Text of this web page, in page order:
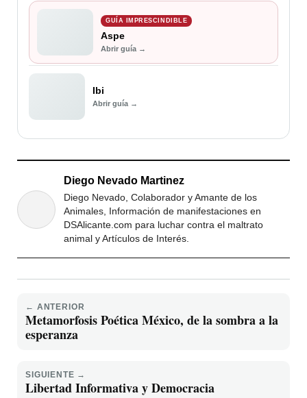
GUÍA IMPRESCINDIBLE
Aspe
Abrir guía →
Ibi
Abrir guía →
Diego Nevado Martinez
Diego Nevado, Colaborador y Amante de los
Animales, Información de manifestaciones en
DSAlicante.com para luchar contra el maltrato
animal y Artículos de Interés.
← ANTERIOR
Metamorfosis Poética México, de la sombra a la
esperanza
SIGUIENTE →
Libertad Informativa y Democracia